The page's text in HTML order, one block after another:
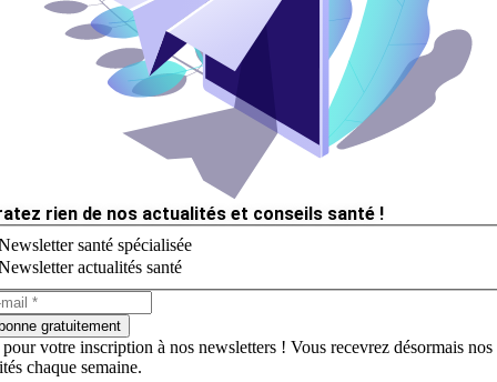
rien de nos actualités et conseils santé !
santé spécialisée
actualités santé
gratuitement
votre inscription à nos newsletters ! Vous recevrez désormais nos
chaque semaine.